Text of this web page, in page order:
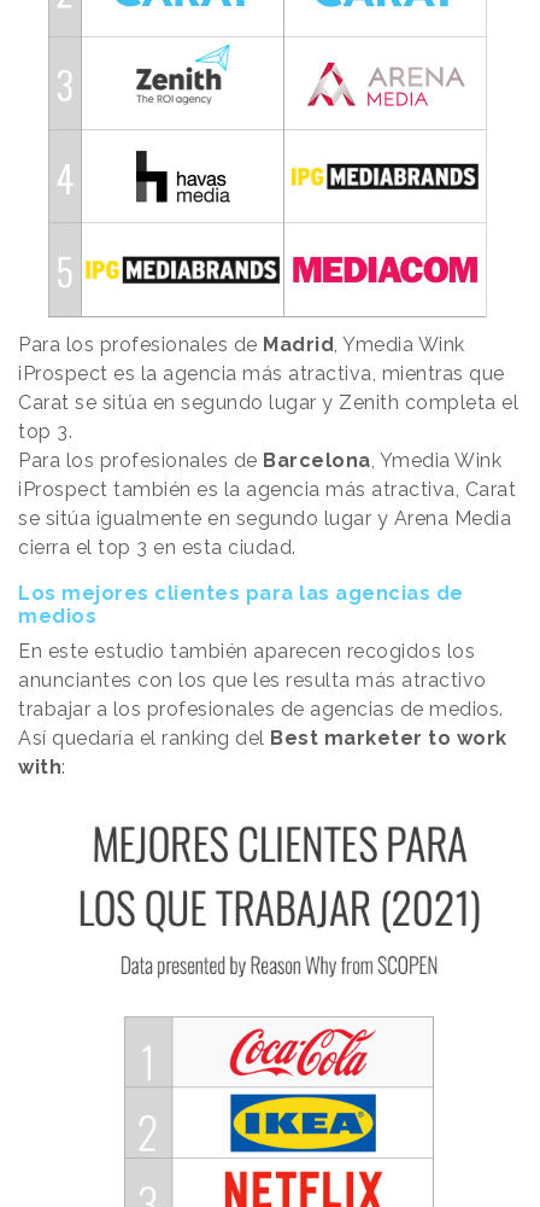
Para los profesionales de Madrid, Ymedia Wink
iProspect es la agencia más atractiva, mientras que
Carat se sitúa en segundo lugar y Zenith completa el
top 3.
Para los profesionales de Barcelona, Ymedia Wink
iProspect también es la agencia más atractiva, Carat
se sitúa igualmente en segundo lugar y Arena Media
cierra el top 3 en esta ciudad.
Los mejores clientes para las agencias de
medios
En este estudio también aparecen recogidos los
anunciantes con los que les resulta más atractivo
trabajar a los profesionales de agencias de medios.
Así quedaría el ranking del Best marketer to work
with: